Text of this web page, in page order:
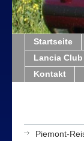
Startseite
Lancia
Kontakt
Piemont-